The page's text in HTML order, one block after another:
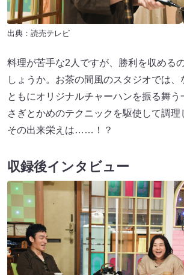
出典：読売テレビ
料理が苦手な2人ですが、勝利を収める
しょうか。お茶の間風のスタジオでは、
ともにオリジナルチャーハンを振る舞
さぎとかめのテクニックを駆使して調理
その出来栄えは……！？
収録後インタビュー